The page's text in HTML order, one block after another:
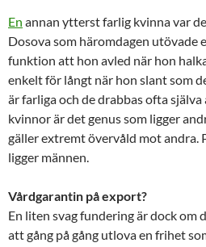
En annan ytterst farlig kvinna var
Dosova som häromdagen utövade
funktion att hon avled när hon
enkelt för långt när hon slant som
är farliga och de drabbas ofta
kvinnor är det genus som ligger
gäller extremt övervåld mot andra.
ligger männen.
Vårdgarantin på export?
En liten svag fundering är dock om
att gång på gång utlova en frihet